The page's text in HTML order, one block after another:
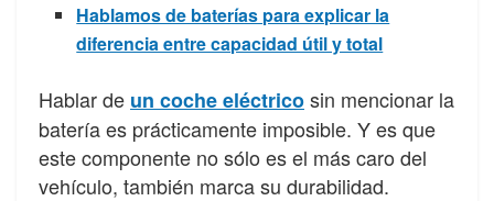
Hablamos de baterías para explicar la
diferencia entre capacidad útil y total
Hablar de un coche eléctricosin mencionar la
batería es prácticamente imposible. Y es que
este componente no sólo es el más caro del
vehículo, también marca su durabilidad.